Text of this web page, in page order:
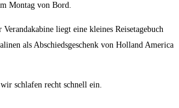
Montag von Bord.
liegt eine kleines Reisetagebuch
als Abschiedsgeschenk von Holland America
schlafen recht schnell ein.